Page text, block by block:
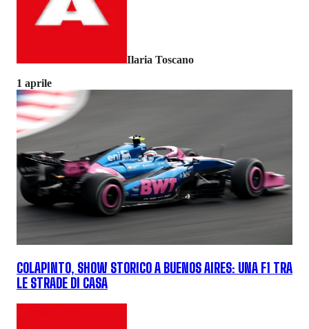
Ilaria Toscano
1 aprile
COLAPINTO, SHOW STORICO A BUENOS AIRES: UNA F1 TRA
LE STRADE DI CASA